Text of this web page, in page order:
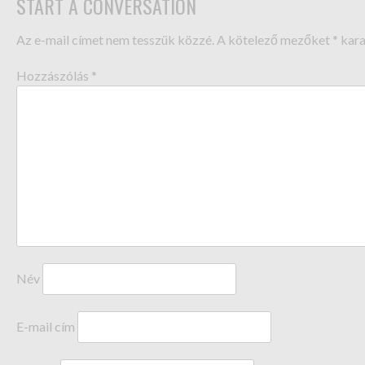
Az e-mail címet nem tesszük közzé. A kötelező mezőket *
Hozzászólás *
Név
E-mail cím